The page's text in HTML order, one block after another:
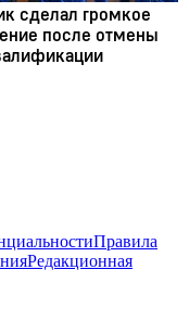
Правила
Редакционная